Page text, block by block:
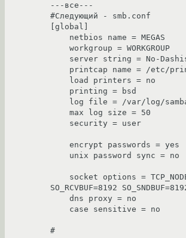
---все---
#Cледующий - smb.conf
[global]
SO_RCVBUF=8192
#